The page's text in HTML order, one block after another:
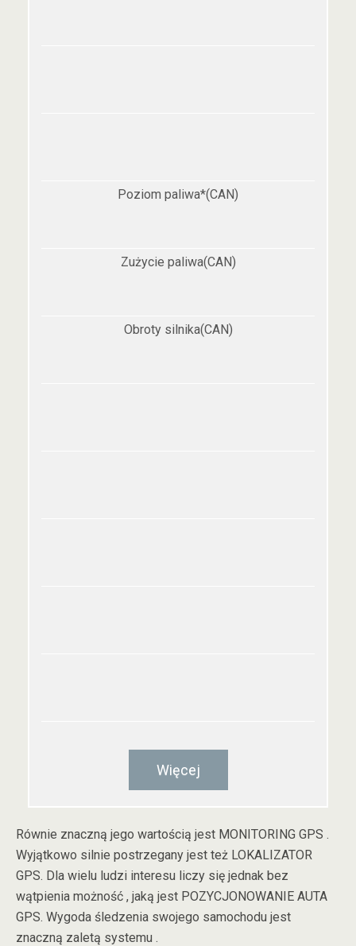
Poziom paliwa*(CAN)
Zużycie paliwa(CAN)
Obroty silnika(CAN)
Więcej
Równie znaczną jego wartością jest MONITORING GPS .
Wyjątkowo silnie postrzegany jest też LOKALIZATOR
GPS. Dla wielu ludzi interesu liczy się jednak bez
wątpienia możność , jaką jest POZYCJONOWANIE AUTA
GPS. Wygoda śledzenia swojego samochodu jest
znaczną zaletą systemu .